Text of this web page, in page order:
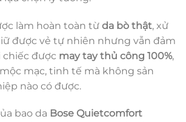
làm hoàn toàn từ da bò thật, xử
được vẻ tự nhiên nhưng vẫn đảm
chiếc được may tay thủ công 100%,
mạc, tinh tế mà không sản
nào có được.
bao da Bose Quietcomfort